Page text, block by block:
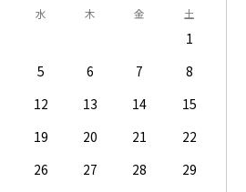
水 木 金 土
1
5 6 7
8
12 13 14
15
19 20 21
22
26 27 28
29